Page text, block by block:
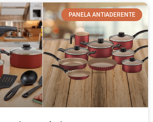
PANELA ANTIADERENTE